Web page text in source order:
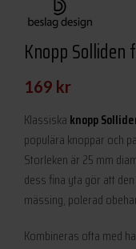
Knopp Solliden
169 kr
Klassiska knopp
populära knoppar och
Storleken är 25 mm
dess fina yta gör att
mässing, polerad
Kombineras ofta med